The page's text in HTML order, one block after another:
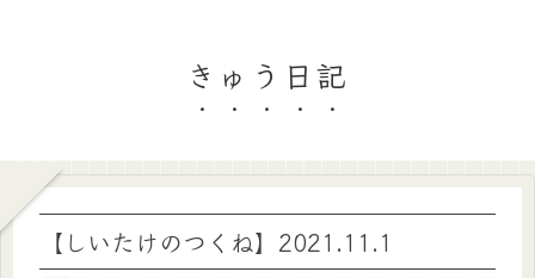
きゅう日記
【しいたけのつくね】2021.11.1